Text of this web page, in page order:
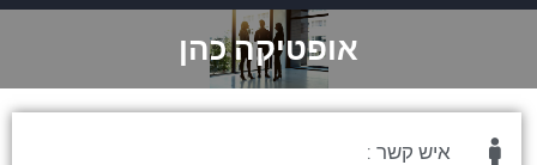
אופטיקה כהן
איש קשר :